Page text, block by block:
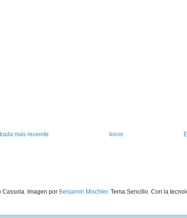
más reciente Inicio
Cassola. Imagen por Benjamin Mischler. Tema Sencillo. Con la